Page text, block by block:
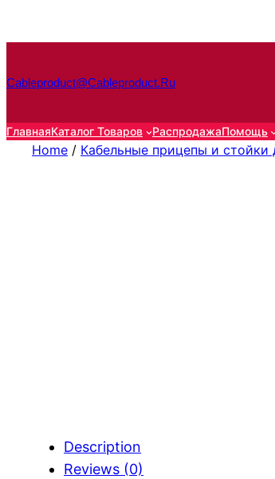
к
Cableproduct@cableproduct.ru
ГлавнаяКаталог Товаров РаспродажаПомощь
Home / Кабельные прицепы и стойки
Description
Reviews (0)